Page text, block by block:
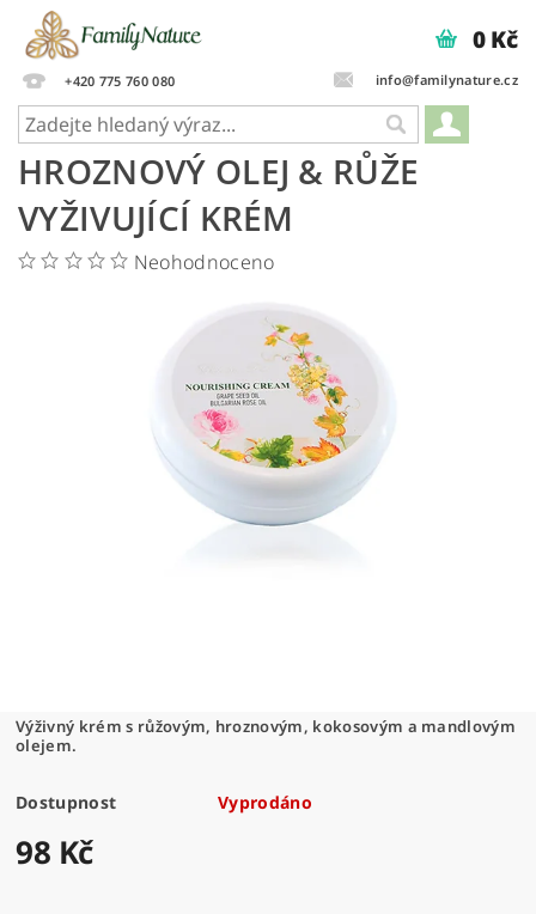
+420 775 760 080 info@familynature.cz
0 Kč
HROZNOVÝ OLEJ & RŮŽE
VYŽIVUJÍCÍ KRÉM
Neohodnoceno
Výživný krém s růžovým, hroznovým, kokosovým a mandlovým
olejem.
Dostupnost Vyprodáno
98 Kč